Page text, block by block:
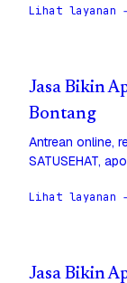
Lihat layanan
Jasa Bikin
Bontang
Antrean online,
SATUSEHAT,
Lihat layanan
Jasa Bikin